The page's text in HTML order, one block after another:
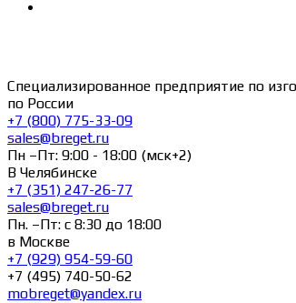
Специализированное предприятие по
по России
+7 (800) 775-33-09
sales@breget.ru
Пн –Пт: 9:00 - 18:00 (мск+2)
В Челябинске
+7 (351) 247-26-77
sales@breget.ru
Пн. –Пт: с 8:30 до 18:00
в Москве
+7 (929) 954-59-60
+7 (495) 740-50-62
mobreget@yandex.ru